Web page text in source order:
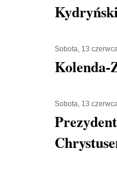
Sobota, 13
Kolenda-
Sobota, 13